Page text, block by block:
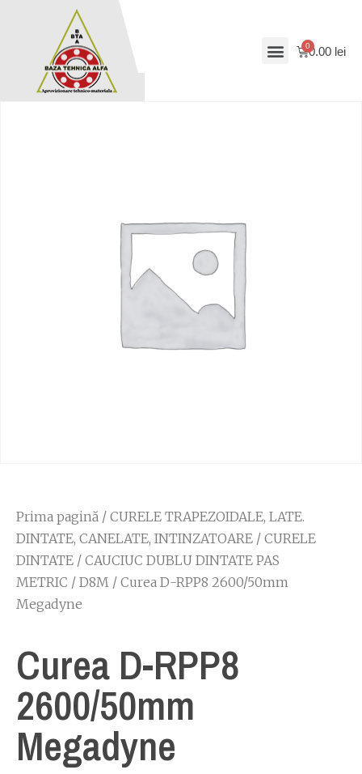
0.00 lei
Prima pagină / CURELE TRAPEZOIDALE, LATE.
DINTATE, CANELATE, INTINZATOARE / CURELE
DINTATE / CAUCIUC DUBLU DINTATE PAS
METRIC / D8M / Curea D-RPP8 2600/50mm
Megadyne
Curea D-RPP8
2600/50mm
Megadyne